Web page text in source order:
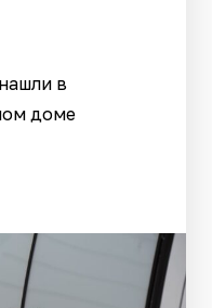
в
доме